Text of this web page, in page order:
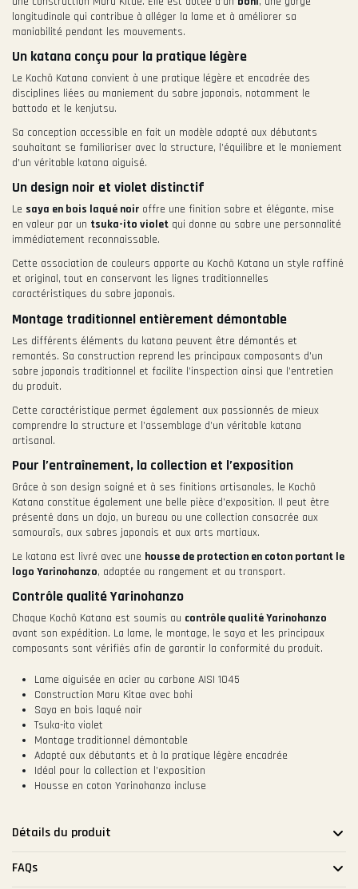
longitudinale qui contribue à alléger la lame et à améliorer sa
maniabilité pendant les mouvements.
Un katana conçu pour la pratique légère
Le Kochō Katana convient à une pratique légère et encadrée des
disciplines liées au maniement du sabre japonais, notamment le
battodo et le kenjutsu.
Sa conception accessible en fait un modèle adapté aux débutants
souhaitant se familiariser avec la structure, l’équilibre et le maniement
d’un véritable katana aiguisé.
Un design noir et violet distinctif
Le saya en bois laqué noir offre une finition sobre et élégante, mise
en valeur par un tsuka-ito violet qui donne au sabre une personnalité
immédiatement reconnaissable.
Cette association de couleurs apporte au Kochō Katana un style raffiné
et original, tout en conservant les lignes traditionnelles
caractéristiques du sabre japonais.
Montage traditionnel entièrement démontable
Les différents éléments du katana peuvent être démontés et
remontés. Sa construction reprend les principaux composants d’un
sabre japonais traditionnel et facilite l’inspection ainsi que l’entretien
du produit.
Cette caractéristique permet également aux passionnés de mieux
comprendre la structure et l’assemblage d’un véritable katana
artisanal.
Pour l’entraînement, la collection et l’exposition
Grâce à son design soigné et à ses finitions artisanales, le Kochō
Katana constitue également une belle pièce d’exposition. Il peut être
présenté dans un dojo, un bureau ou une collection consacrée aux
samouraïs, aux sabres japonais et aux arts martiaux.
Le katana est livré avec une housse de protection en coton portant le
logo Yarinohanzo, adaptée au rangement et au transport.
Contrôle qualité Yarinohanzo
Chaque Kochō Katana est soumis au contrôle qualité Yarinohanzo
avant son expédition. La lame, le montage, le saya et les principaux
composants sont vérifiés afin de garantir la conformité du produit.
Lame aiguisée en acier au carbone AISI 1045
Construction Maru Kitae avec bohi
Saya en bois laqué noir
Tsuka-ito violet
Montage traditionnel démontable
Adapté aux débutants et à la pratique légère encadrée
Idéal pour la collection et l’exposition
Housse en coton Yarinohanzo incluse
Détails du produit
FAQs